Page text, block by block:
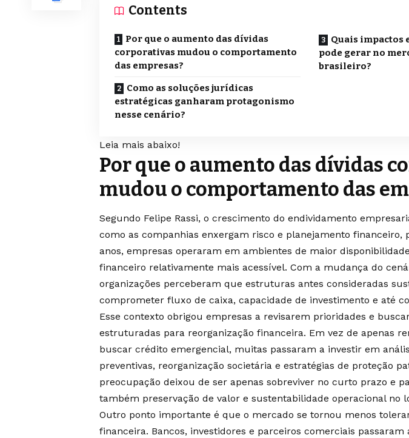
Contents
Por que o aumento das dívidas
corporativas mudou o comportamento
das empresas?
Como as soluções jurídicas
estratégicas ganharam protagonismo
nesse cenário?
Quais impactos
pode gerar no
brasileiro?
Leia mais abaixo!
Por que o aumento das dívidas
mudou o comportamento das
Segundo Felipe Rassi, o crescimento do endividamento
como as companhias enxergam risco e planejamento financeiro,
anos, empresas operaram em ambientes de maior
financeiro relativamente mais acessível. Com a mudança do
organizações perceberam que estruturas antes consideradas
comprometer fluxo de caixa, capacidade de investimento e até
Esse contexto obrigou empresas a revisarem prioridades e
estruturadas para reorganização financeira. Em vez de apenas
buscar crédito emergencial, muitas passaram a investir em
preventivas, reorganização societária e estratégias de proteção
preocupação deixou de ser apenas sobreviver no curto prazo e
também preservação de valor e sustentabilidade operacional no
Outro ponto importante é que o mercado se tornou menos
financeira. Bancos, investidores e parceiros comerciais passaram